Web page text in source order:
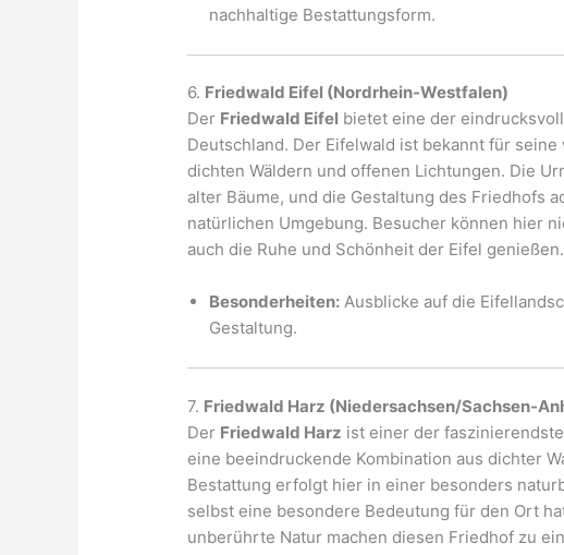
nachhaltige Bestattungsform.
6. Friedwald Eifel (Nordrhein-Westfalen)
Der Friedwald Eifel bietet eine der
Deutschland. Der Eifelwald ist bekannt für
dichten Wäldern und offenen Lichtungen. Die
alter Bäume, und die Gestaltung des Friedhofs
natürlichen Umgebung. Besucher können hier
auch die Ruhe und Schönheit der Eifel genießen.
Besonderheiten: Ausblicke auf die
Gestaltung.
7. Friedwald Harz (Niedersachsen/Sachsen-
Der Friedwald Harz ist einer der
eine beeindruckende Kombination aus dichter
Bestattung erfolgt hier in einer besonders
selbst eine besondere Bedeutung für den Ort
unberührte Natur machen diesen Friedhof zu